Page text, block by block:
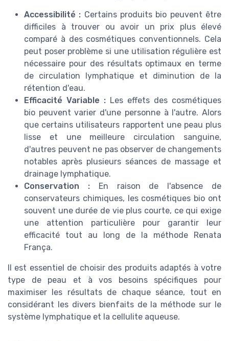
Accessibilité : Certains produits bio peuvent être
difficiles à trouver ou avoir un prix plus élevé
comparé à des cosmétiques conventionnels. Cela
peut poser problème si une utilisation régulière est
nécessaire pour des résultats optimaux en terme
de circulation lymphatique et diminution de la
rétention d'eau.
Efficacité Variable : Les effets des cosmétiques
bio peuvent varier d'une personne à l'autre. Alors
que certains utilisateurs rapportent une peau plus
lisse et une meilleure circulation sanguine,
d'autres peuvent ne pas observer de changements
notables après plusieurs séances de massage et
drainage lymphatique.
Conservation :En raison de l'absence de
conservateurs chimiques, les cosmétiques bio ont
souvent une durée de vie plus courte, ce qui exige
une attention particulière pour garantir leur
efficacité tout au long de la méthode Renata
França.
Il est essentiel de choisir des produits adaptés à votre
type de peau et à vos besoins spécifiques pour
maximiser les résultats de chaque séance, tout en
considérant les divers bienfaits de la méthode sur le
système lymphatique et la cellulite aqueuse.